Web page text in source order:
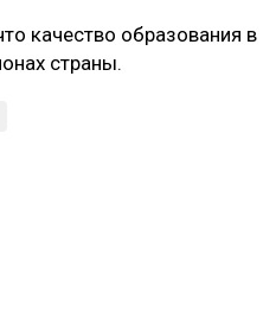
качество образования в
страны.